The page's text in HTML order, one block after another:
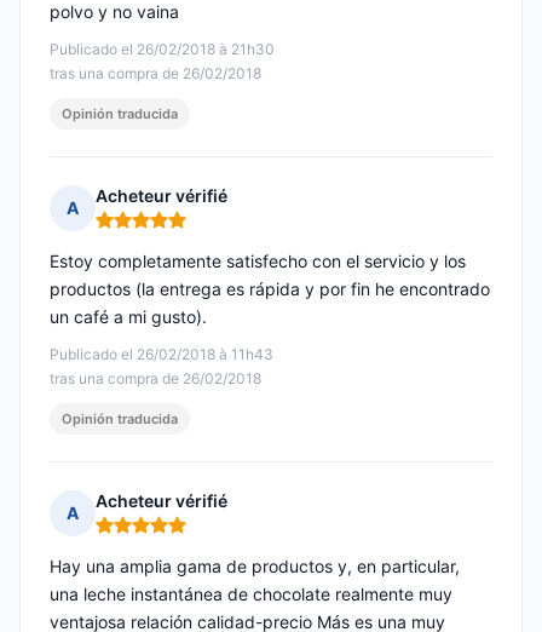
Publicado el 26/02/2018 à 21h30
tras una compra de 26/02/2018
polvo y no vaina
Opinión traducida
A
Acheteur vérifié
Nota: 5 de 5
Publicado el 26/02/2018 à 11h43
tras una compra de 26/02/2018
Estoy completamente satisfecho con el servicio y los
productos (la entrega es rápida y por fin he encontrado
un café a mi gusto).
Opinión traducida
A
Acheteur vérifié
Nota: 5 de 5
Hay una amplia gama de productos y, en particular,
una leche instantánea de chocolate realmente muy
ventajosa relación calidad-precio Más es una muy